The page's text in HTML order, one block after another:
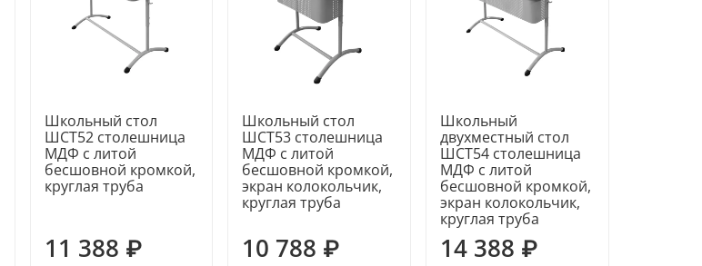
Школьный стол
ШСТ52 столешница
МДФ с литой
бесшовной кромкой,
круглая труба
11 388 ₽
Школьный стол
ШСТ53 столешница
МДФ с литой
бесшовной кромкой,
экран колокольчик,
круглая труба
10 788 ₽
Школьный
двухместный стол
ШСТ54 столешница
МДФ с литой
бесшовной кромкой,
экран колокольчик,
круглая труба
14 388 ₽